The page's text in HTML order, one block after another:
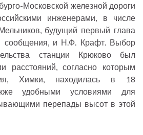
Московской железной дороги
инженерами, в числе
будущий первый глава
сообщения, и Н.Ф. Крафт. Выбор
станции Крюково был
расстояний, согласно которым
Химки, находилась в 18
удобными условиями для
перепады высот в этой